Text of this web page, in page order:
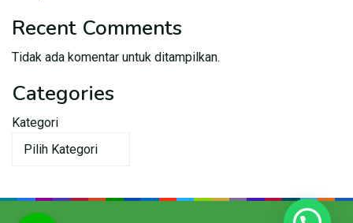
Recent Comments
Tidak ada komentar untuk ditampilkan.
Categories
Kategori